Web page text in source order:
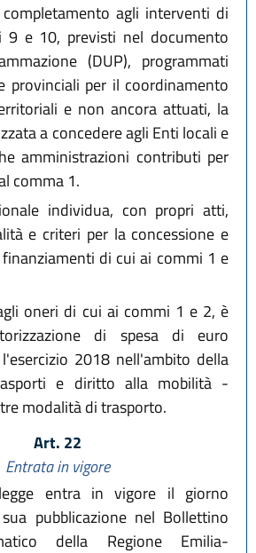
agli interventi di
9 e 10, previsti nel documento
(DUP), programmati
provinciali per il coordinamento
e non ancora attuati, la
a concedere agli Enti locali e
amministrazioni contributi per
comma 1.
individua, con propri atti,
e criteri per la concessione e
di cui ai commi 1 e
oneri di cui ai commi 1 e 2, è
di spesa di euro
2018 nell'ambito della
e diritto alla mobilità -
modalità di trasporto.
Art. 22
Entrata in vigore
entra in vigore il giorno
pubblicazione nel Bollettino
della Regione Emilia-